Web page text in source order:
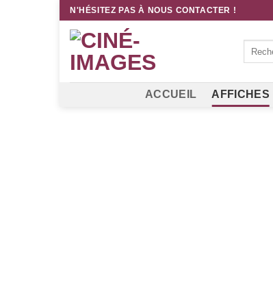
Passer
contenu
N'HÉSITEZ PAS À NOUS CONTACTER !
ACCUEIL AFFICHES